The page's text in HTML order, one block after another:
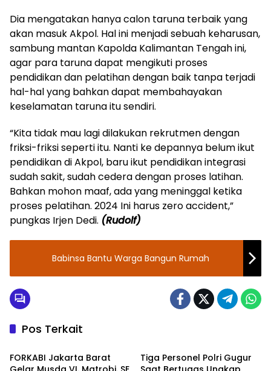
Dia mengatakan hanya calon taruna terbaik yang
akan masuk Akpol. Hal ini menjadi sebuah keharusan,
sambung mantan Kapolda Kalimantan Tengah ini,
agar para taruna dapat mengikuti proses
pendidikan dan pelatihan dengan baik tanpa terjadi
hal-hal yang bahkan dapat membahayakan
keselamatan taruna itu sendiri.
“Kita tidak mau lagi dilakukan rekrutmen dengan
friksi-friksi seperti itu. Nanti ke depannya belum ikut
pendidikan di Akpol, baru ikut pendidikan integrasi
sudah sakit, sudah cedera dengan proses latihan.
Bahkan mohon maaf, ada yang meninggal ketika
proses pelatihan. 2024 Ini harus zero accident,”
pungkas Irjen Dedi. (Rudolf)
Babinsa Bantu Warga Bangun Rumah
Pos Terkait
Berita
FORKABI Jakarta Barat
Tiga Personel Polri Gugur